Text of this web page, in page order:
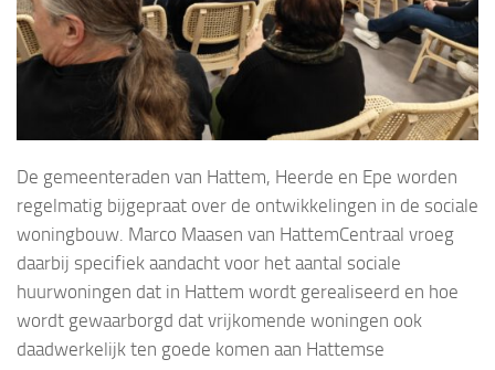
De gemeenteraden van Hattem, Heerde en Epe worden
regelmatig bijgepraat over de ontwikkelingen in de sociale
woningbouw. Marco Maasen van HattemCentraal vroeg
daarbij specifiek aandacht voor het aantal sociale
huurwoningen dat in Hattem wordt gerealiseerd en hoe
wordt gewaarborgd dat vrijkomende woningen ook
daadwerkelijk ten goede komen aan Hattemse